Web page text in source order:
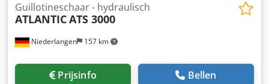
Niederlangen 157 km
Guillotineschaar - hydraulisch
ATLANTICATS 3000
Prijsinfo Bellen